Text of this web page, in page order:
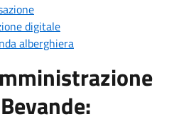
digitale
alberghiera